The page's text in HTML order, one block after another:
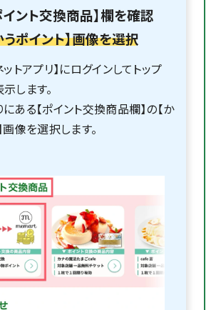
ント交換商品】欄を確認
うポイント】画像を選択
トアプリ】にログインしてトップ
します。
ある【ポイント交換商品欄】の【か
画像を選択します。